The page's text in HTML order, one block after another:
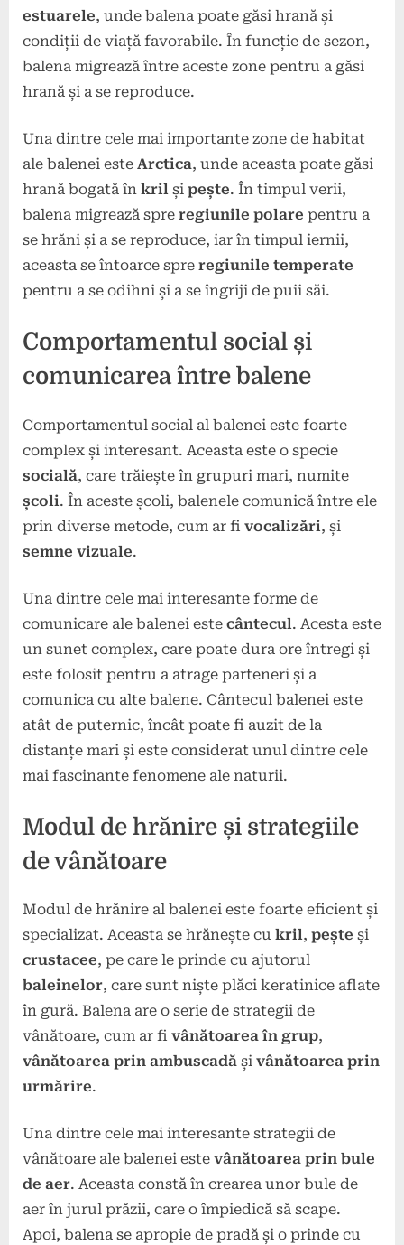
estuarele, unde balena poate găsi hrană și
condiții de viață favorabile. În funcție de sezon,
balena migrează între aceste zone pentru a găsi
hrană și a se reproduce.
Una dintre cele mai importante zone de habitat
ale balenei este Arctica, unde aceasta poate găsi
hrană bogată în kril și pește. În timpul verii,
balena migrează spre regiunile polare pentru a
se hrăni și a se reproduce, iar în timpul iernii,
aceasta se întoarce spre regiunile temperate
pentru a se odihni și a se îngriji de puii săi.
Comportamentul social și
comunicarea între balene
Comportamentul social al balenei este foarte
complex și interesant. Aceasta este o specie
socială, care trăiește în grupuri mari, numite
școli. În aceste școli, balenele comunică între ele
prin diverse metode, cum ar fi vocalizări, și
semne vizuale.
Una dintre cele mai interesante forme de
comunicare ale balenei este cântecul. Acesta este
un sunet complex, care poate dura ore întregi și
este folosit pentru a atrage parteneri și a
comunica cu alte balene. Cântecul balenei este
atât de puternic, încât poate fi auzit de la
distanțe mari și este considerat unul dintre cele
mai fascinante fenomene ale naturii.
Modul de hrănire și strategiile
de vânătoare
Modul de hrănire al balenei este foarte eficient și
specializat. Aceasta se hrănește cu kril, pește și
crustacee, pe care le prinde cu ajutorul
baleinelor, care sunt niște plăci keratinice aflate
în gură. Balena are o serie de strategii de
vânătoare, cum ar fi vânătoarea în grup,
vânătoarea prin ambuscadă și vânătoarea prin
urmărire.
Una dintre cele mai interesante strategii de
vânătoare ale balenei este vânătoarea prin bule
de aer. Aceasta constă în crearea unor bule de
aer în jurul prăzii, care o împiedică să scape.
Apoi, balena se apropie de pradă și o prinde cu